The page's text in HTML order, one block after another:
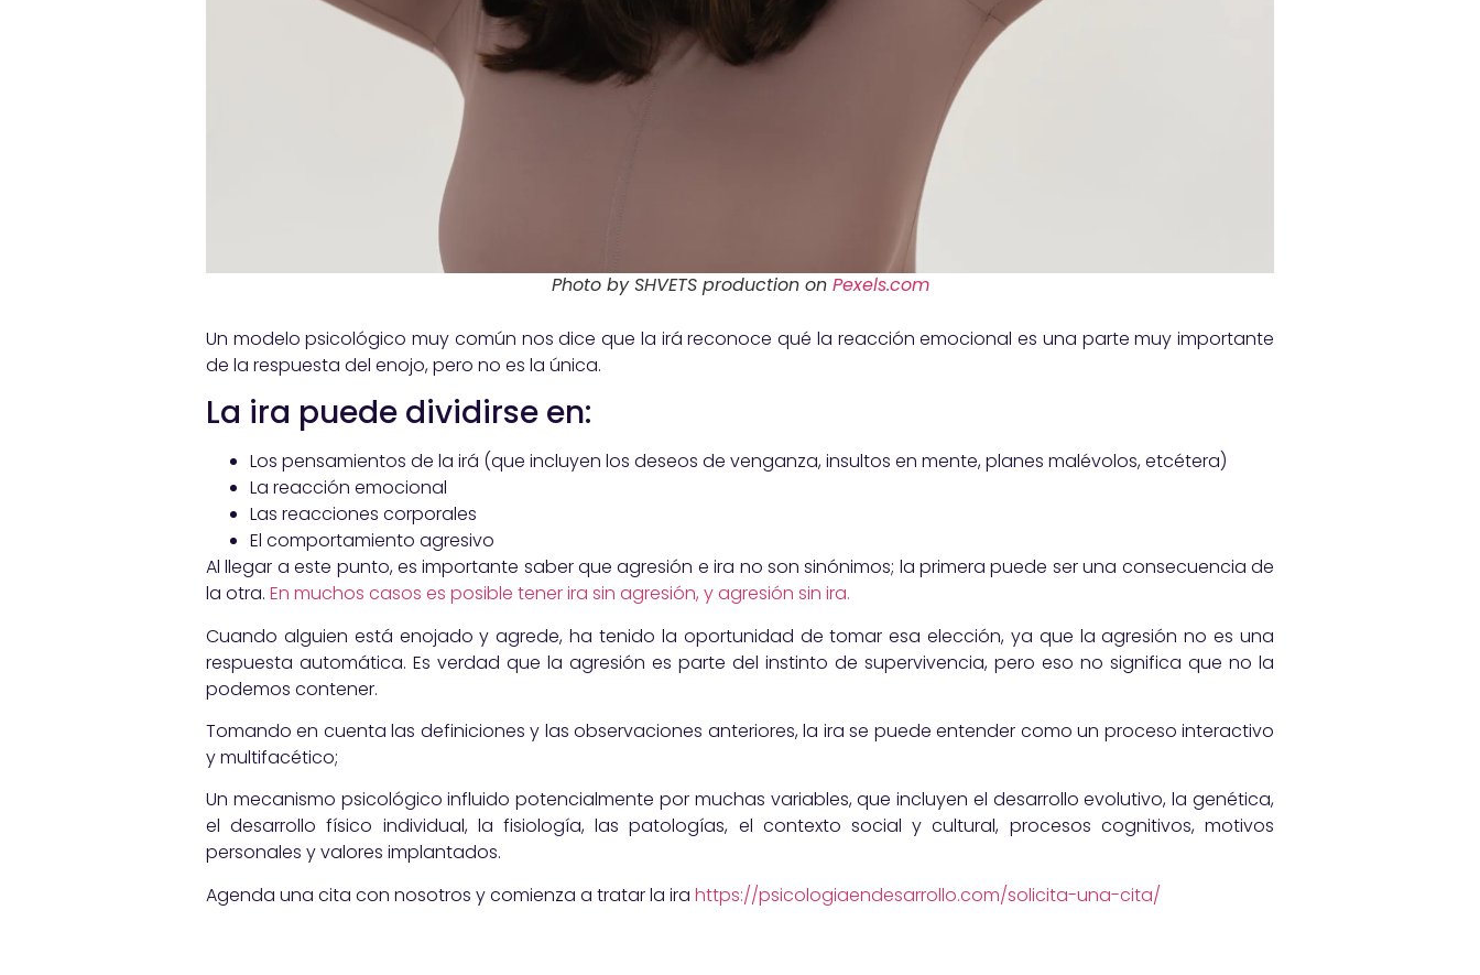
Photo by SHVETS production on Pexels.com
Un modelo psicológico muy común nos dice que la irá reconoce qué la reacción emocional es una parte muy importante
de la respuesta del enojo, pero no es la única.
La ira puede dividirse en:
Los pensamientos de la irá (que incluyen los deseos de venganza, insultos en mente, planes malévolos, etcétera)
La reacción emocional
Las reacciones corporales
El comportamiento agresivo
Al llegar a este punto, es importante saber que agresión e ira no son sinónimos; la primera puede ser una consecuencia de
la otra. En muchos casos es posible tener ira sin agresión, y agresión sin ira.
Cuando alguien está enojado y agrede, ha tenido la oportunidad de tomar esa elección, ya que la agresión no es una
respuesta automática. Es verdad que la agresión es parte del instinto de supervivencia, pero eso no significa que no la
podemos contener.
Tomando en cuenta las definiciones y las observaciones anteriores, la ira se puede entender como un proceso interactivo
y multifacético;
Un mecanismo psicológico influido potencialmente por muchas variables, que incluyen el desarrollo evolutivo, la genética,
el desarrollo físico individual, la fisiología, las patologías, el contexto social y cultural, procesos cognitivos, motivos
personales y valores implantados.
Agenda una cita con nosotros y comienza a tratar la ira https://psicologiaendesarrollo.com/solicita-una-cita/